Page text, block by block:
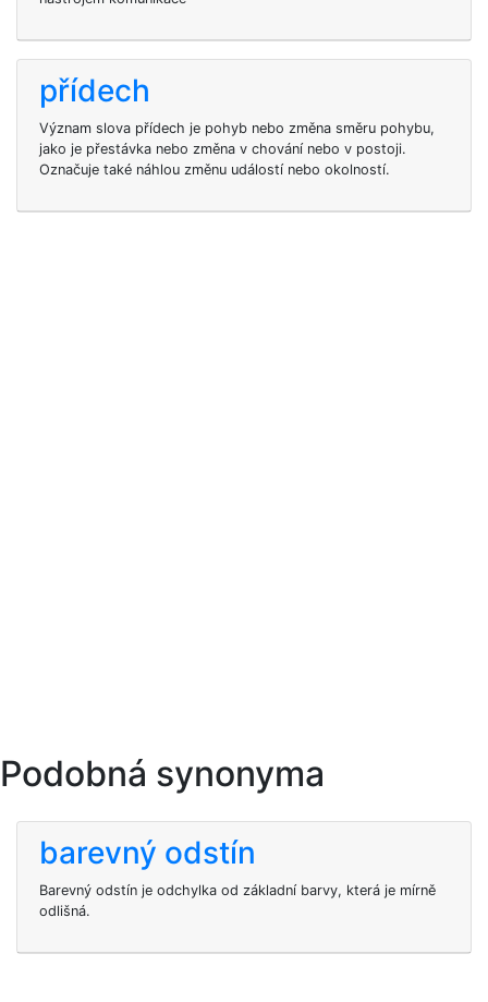
přídech
Význam slova přídech je pohyb nebo změna směru pohybu,
jako je přestávka nebo změna v chování nebo v postoji.
Označuje také náhlou změnu událostí nebo okolností.
Podobná synonyma
barevný odstín
Barevný odstín je odchylka od základní barvy, která je mírně
odlišná.